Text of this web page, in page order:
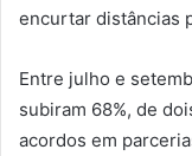
encurtar distâncias
Entre julho e
subiram 68%, de
acordos em